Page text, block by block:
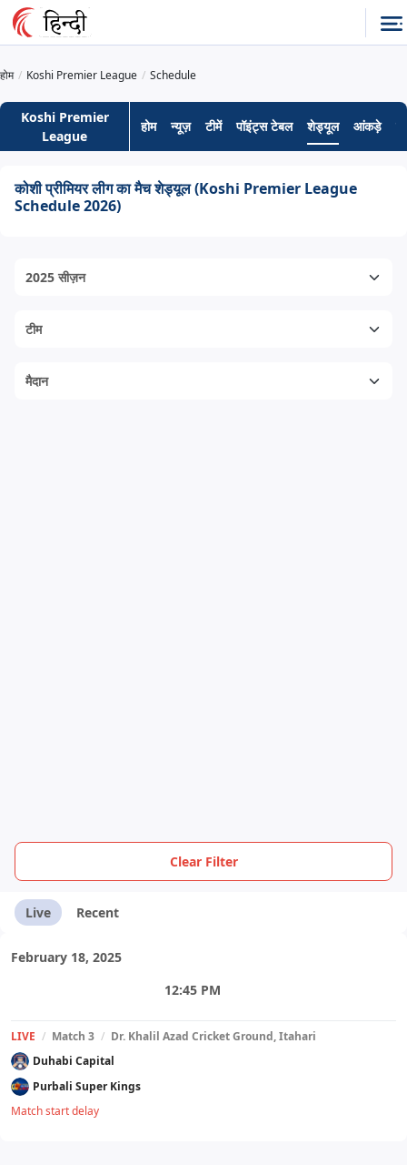
होम Koshi Premier League Schedule
Koshi Premier
League
होम न्यूज़ टीमें पॉइंट्स टेबल शेड्यूल आंकड़े
कोशी प्रीमियर लीग का मैच शेड्यूल (Koshi Premier League
Schedule 2026)
Clear Filter
Live Recent
February 18, 2025
12:45 PM
LIVE / Match 3 / Dr. Khalil Azad Cricket Ground, Itahari
Duhabi Capital
Purbali Super Kings
Match start delay